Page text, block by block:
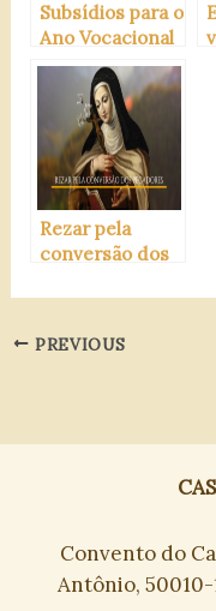
Subsídios para o
Ano Vocacional
Carmelita
Rezar pela
conversão dos
PREVIOUS
Convento do
Antônio, 50010-